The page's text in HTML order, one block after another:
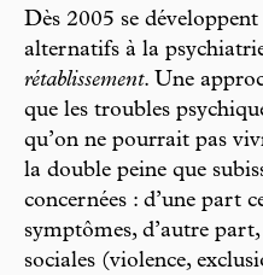
Dès 2005 se
alternatifs à la
rétablissement. Une
que les troubles
qu’on ne pourrait pas
la double peine que
concernées : d’une part
symptômes, d’autre part,
sociales (violence,